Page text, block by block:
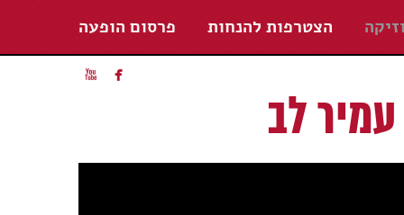
הצטרפות להנחות פרסום הופעה


לב